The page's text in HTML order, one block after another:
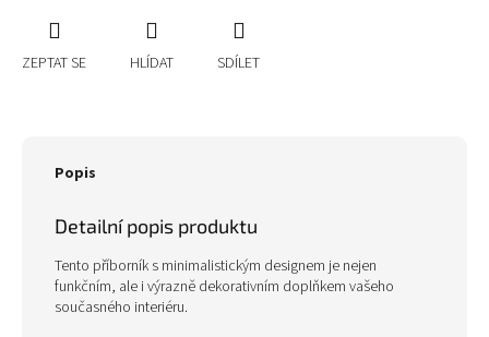
ZEPTAT SE HLÍDAT SDÍLET
Popis
Detailní popis produktu
Tento příborník s minimalistickým designem je nejen
funkčním, ale i výrazně dekorativním doplňkem vašeho
současného interiéru.